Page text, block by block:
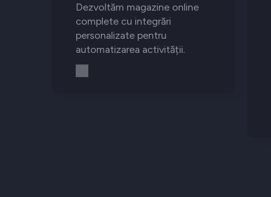
Dezvoltăm magazine online
complete cu integrări
personalizate pentru
automatizarea activității.